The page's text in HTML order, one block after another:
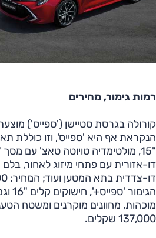
רמות גימור, מחירים
קורולה בגרסת סטיישן ('ספייס')
הנקראת אף היא 'ספייס', וזו כוללת
דו-אזורית עם פתחי מיזוג לאחור, בלם
מוכהות, מחוונים מוקרנים ומשטח
137,000 שקלים.